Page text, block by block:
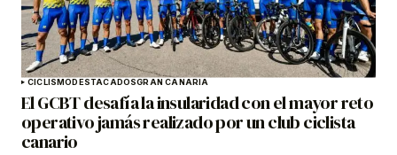
CICLISMODESTACADOSGRAN CANARIA
El GCBT desafía la insularidad con el mayor reto
operativo jamás realizado por un club ciclista
canario